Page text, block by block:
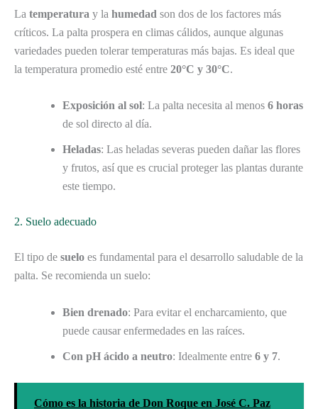
La temperatura y la humedad son dos de los factores más
críticos. La palta prospera en climas cálidos, aunque algunas
variedades pueden tolerar temperaturas más bajas. Es ideal que
la temperatura promedio esté entre 20°C y 30°C.
Exposición al sol: La palta necesita al menos 6 horas
de sol directo al día.
Heladas: Las heladas severas pueden dañar las flores
y frutos, así que es crucial proteger las plantas durante
este tiempo.
2. Suelo adecuado
El tipo de suelo es fundamental para el desarrollo saludable de la
palta. Se recomienda un suelo:
Bien drenado: Para evitar el encharcamiento, que
puede causar enfermedades en las raíces.
Con pH ácido a neutro: Idealmente entre 6 y 7.
Cómo es la historia de Don Roque en José C. Paz